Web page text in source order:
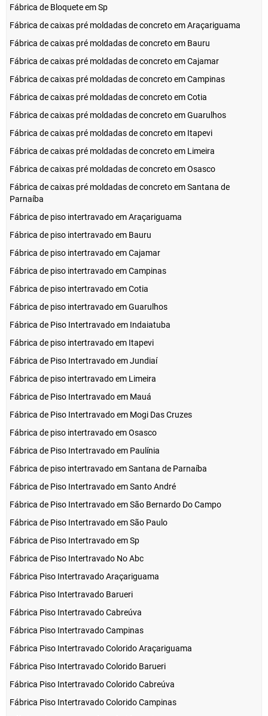
Fábrica de Bloquete em Sp
Fábrica de caixas pré moldadas de concreto em Araçariguama
Fábrica de caixas pré moldadas de concreto em Bauru
Fábrica de caixas pré moldadas de concreto em Cajamar
Fábrica de caixas pré moldadas de concreto em Campinas
Fábrica de caixas pré moldadas de concreto em Cotia
Fábrica de caixas pré moldadas de concreto em Guarulhos
Fábrica de caixas pré moldadas de concreto em Itapevi
Fábrica de caixas pré moldadas de concreto em Limeira
Fábrica de caixas pré moldadas de concreto em Osasco
Fábrica de caixas pré moldadas de concreto em Santana de
Parnaíba
Fábrica de piso intertravado em Araçariguama
Fábrica de piso intertravado em Bauru
Fábrica de piso intertravado em Cajamar
Fábrica de piso intertravado em Campinas
Fábrica de piso intertravado em Cotia
Fábrica de piso intertravado em Guarulhos
Fábrica de Piso Intertravado em Indaiatuba
Fábrica de piso intertravado em Itapevi
Fábrica de Piso Intertravado em Jundiaí
Fábrica de piso intertravado em Limeira
Fábrica de Piso Intertravado em Mauá
Fábrica de Piso Intertravado em Mogi Das Cruzes
Fábrica de piso intertravado em Osasco
Fábrica de Piso Intertravado em Paulínia
Fábrica de piso intertravado em Santana de Parnaíba
Fábrica de Piso Intertravado em Santo André
Fábrica de Piso Intertravado em São Bernardo Do Campo
Fábrica de Piso Intertravado em São Paulo
Fábrica de Piso Intertravado em Sp
Fábrica de Piso Intertravado No Abc
Fábrica Piso Intertravado Araçariguama
Fábrica Piso Intertravado Barueri
Fábrica Piso Intertravado Cabreúva
Fábrica Piso Intertravado Campinas
Fábrica Piso Intertravado Colorido Araçariguama
Fábrica Piso Intertravado Colorido Barueri
Fábrica Piso Intertravado Colorido Cabreúva
Fábrica Piso Intertravado Colorido Campinas